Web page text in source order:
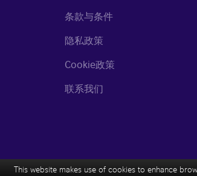
条款与条件
隐私政策
Cookie政策
联系我们
This website makes use of cookies to enhance